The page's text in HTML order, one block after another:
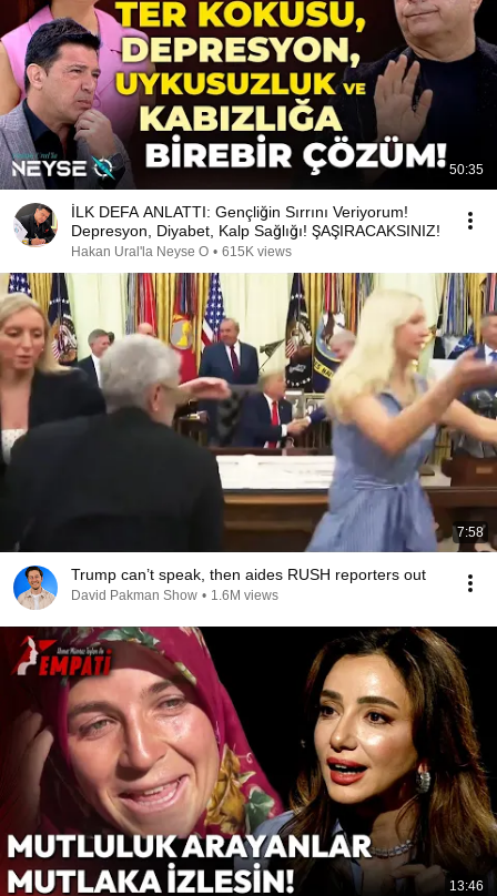
50:35
İLK DEFA ANLATTI: Gençliğin Sırrını Veriyorum!
Depresyon, Diyabet, Kalp Sağlığı! ŞAŞIRACAKSINIZ!
Hakan Ural'la Neyse O • 615K views
7:58
Trump can’t speak, then aides RUSH reporters out
David Pakman Show • 1.6M views
13:46